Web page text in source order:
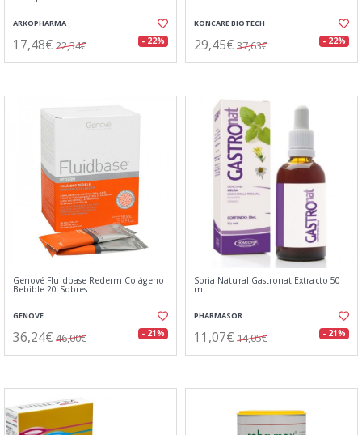
ARKOPHARMA
17,48€ 22,34€ - 22%
KONCARE BIOTECH
29,45€ 37,63€ - 22%
Genové Fluidbase Rederm Colágeno
Bebible 20 Sobres
GENOVE
36,24€ 46,00€ - 21%
Soria Natural Gastronat Extracto 50
ml
PHARMASOR
11,07€ 14,05€ - 21%